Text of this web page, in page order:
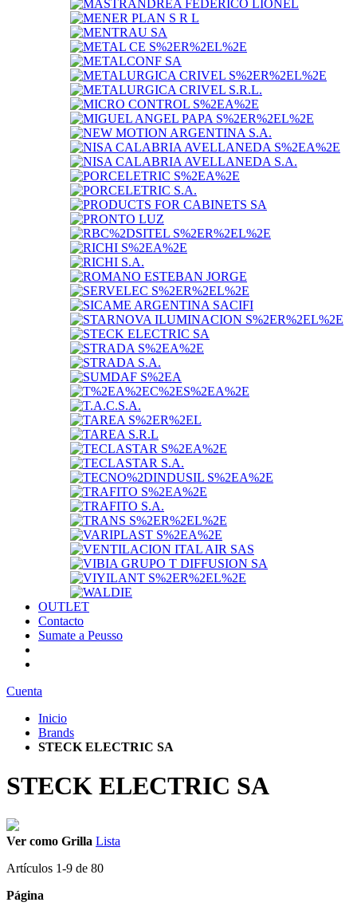
OUTLET
Contacto
Sumate a Peusso
Cuenta
Inicio
Brands
STECK ELECTRIC SA
STECK ELECTRIC SA
Ver como Grilla Lista
Artículos 1-9 de 80
Página